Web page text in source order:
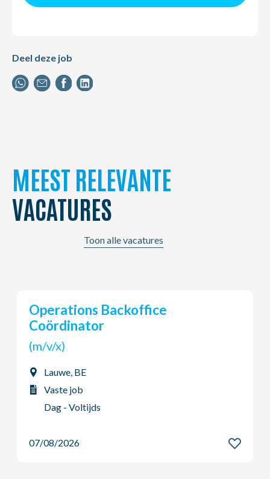
Deel deze job
MEEST RELEVANTE
VACATURES
Toon alle vacatures
Young Potential Planner
(m/v/x)
Vaste job
Dag - Voltijds